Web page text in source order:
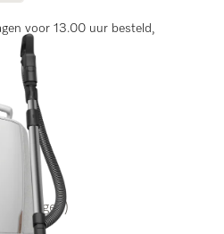
voor 13.00 uur besteld,